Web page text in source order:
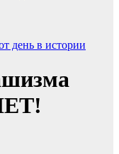
день в истории